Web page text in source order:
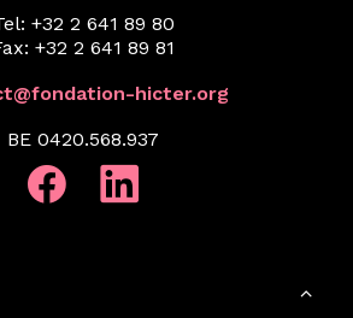
+32 2 641 89 80
+32 2 641 89 81
hicter.org
BE 0420.568.937